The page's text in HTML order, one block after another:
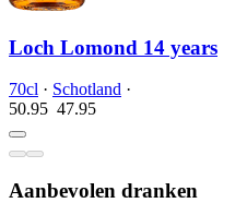
Loch Lomond 14 years
70cl · Schotland ·
50.95 47.95
Aanbevolen dranken